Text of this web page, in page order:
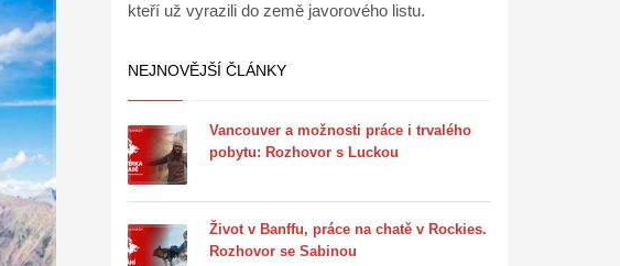
kteří už vyrazili do země javorového listu.
NEJNOVĚJŠÍ ČLÁNKY
Vancouver a možnosti práce i trvalého
pobytu: Rozhovor s Luckou
Život v Banffu, práce na chatě v Rockies.
Rozhovor se Sabinou